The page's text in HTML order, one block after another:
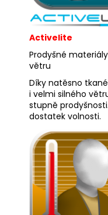
Activelite
Prodyšné
větru
Díky natěsno
i velmi silného
stupně
dostatek volnosti.